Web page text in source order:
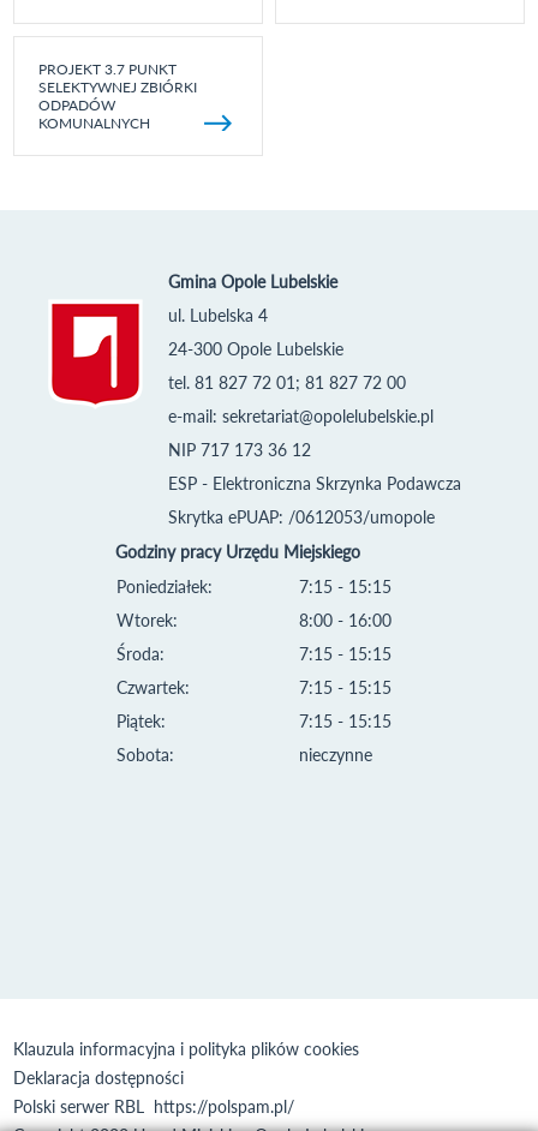
PROJEKT 3.7 PUNKT
SELEKTYWNEJ ZBIÓRKI
ODPADÓW
KOMUNALNYCH
Gmina Opole Lubelskie
ul. Lubelska 4
24-300 Opole Lubelskie
tel. 81 827 72 01; 81 827 72 00
e-mail: sekretariat@opolelubelskie.pl
NIP 717 173 36 12
ESP - Elektroniczna Skrzynka Podawcza
Skrytka ePUAP: /0612053/umopole
Godziny pracy Urzędu Miejskiego
Poniedziałek:
Wtorek:
Środa:
Czwartek:
Piątek:
Sobota:
7:15 - 15:15
8:00 - 16:00
7:15 - 15:15
7:15 - 15:15
7:15 - 15:15
nieczynne
Klauzula informacyjna i polityka plików cookies
Deklaracja dostępności
Polski serwer RBL https://polspam.pl/